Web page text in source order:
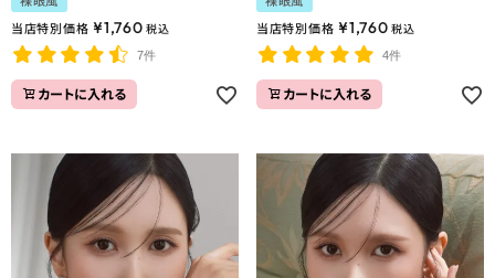
当店特別価格 ¥1,760 税込
7件
カートに入れる
当店特別価格 ¥1,760 税込
4件
カートに入れる